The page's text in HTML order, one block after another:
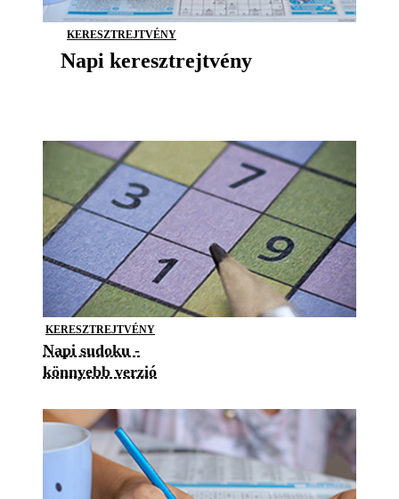
KERESZTREJTVÉNY
Napi keresztrejtvény
KERESZTREJTVÉNY
Napi sudoku -
könnyebb verzió